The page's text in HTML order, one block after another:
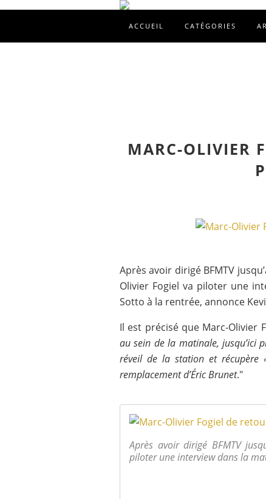
ACCUEIL CATÉGORIES
MARC-OLIVIER
Après avoir dirigé BFMTV
Olivier Fogiel va piloter une
Sotto à la rentrée, annonce
Il est précisé que Marc-Olivier
au sein de la matinale, jusqu’ici
réveil de la station et récupère
remplacement d’Éric Brunet."
Après avoir dirigé BFMTV
piloter une interview dans la